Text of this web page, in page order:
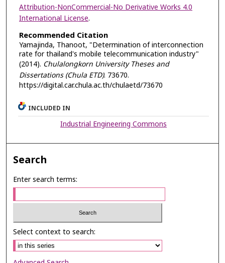
Attribution-NonCommercial-No Derivative Works 4.0
International License.
Recommended Citation
Yamajinda, Thanoot, "Determination of interconnection
rate for thailand's mobile telecommunication industry"
(2014). Chulalongkorn University Theses and
Dissertations (Chula ETD). 73670.
https://digital.car.chula.ac.th/chulaetd/73670
INCLUDED IN
Industrial Engineering Commons
Search
Enter search terms:
Select context to search: